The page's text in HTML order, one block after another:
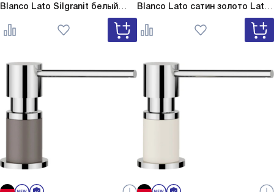
Blanco Lato Silgranit белый
Lato Silgranit белый 525814
Blanco Lato сатин золото Lato